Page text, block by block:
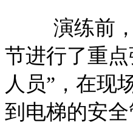
演练前
节进行了重
人员”，在现
到电梯的安